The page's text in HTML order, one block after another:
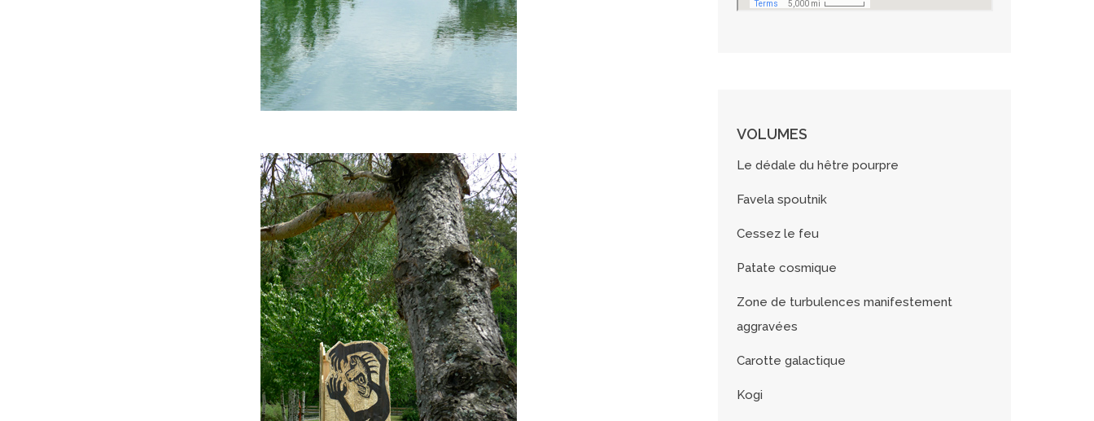
VOLUMES
Le dédale du hêtre pourpre
Favela spoutnik
Cessez le feu
Patate cosmique
Zone de turbulences manifestement
aggravées
Carotte galactique
Kogi